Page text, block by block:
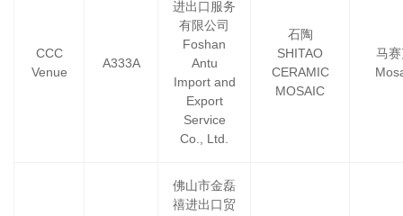
CCC
Venue
A333A
进出口服务
有限公司
Foshan
Antu
Import and
Export
Service
Co., Ltd.
石陶
SHITAO
CERAMIC
MOSAIC
马
佛山市金磊
禧进出口贸